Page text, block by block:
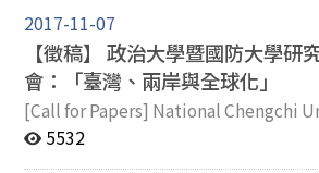
prospective of high education in
program manager and scholars in
invited to attend the conference. See
2017-11-07
【徵稿】 政治大學暨國防大學研
會：「臺灣、兩岸與全球化」
[Call for Papers] National Chengchi
and National Defense University
5532